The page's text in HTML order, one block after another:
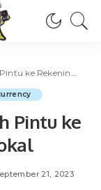
Bank Lokal
Pintu ke
21, 2023